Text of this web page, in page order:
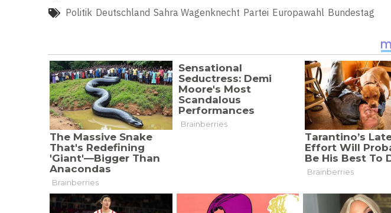
Politik Deutschland Sahra Wagenknecht Partei Europawahl Bundestag